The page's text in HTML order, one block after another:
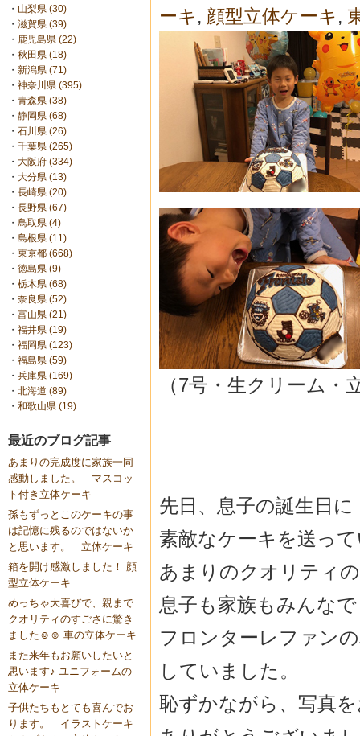
・ 山梨県 (30)
・ 滋賀県 (39)
・ 鹿児島県 (22)
・ 秋田県 (18)
・ 新潟県 (71)
・ 神奈川県 (395)
・ 青森県 (38)
・ 静岡県 (68)
・ 石川県 (26)
・ 千葉県 (265)
・ 大阪府 (334)
・ 大分県 (13)
・ 長崎県 (20)
・ 長野県 (67)
・ 鳥取県 (4)
・ 島根県 (11)
・ 東京都 (668)
・ 徳島県 (9)
・ 栃木県 (68)
・ 奈良県 (52)
・ 富山県 (21)
・ 福井県 (19)
・ 福岡県 (123)
・ 福島県 (59)
・ 兵庫県 (169)
・ 北海道 (89)
・ 和歌山県 (19)
最近のブログ記事
あまりの完成度に家族一同
感動しました。 マスコッ
ト付き立体ケーキ
孫もずっとこのケーキの事
は記憶に残るのではないか
と思います。 立体ケーキ
箱を開け感激しました！ 顔
型立体ケーキ
めっちゃ大喜びで、親まで
クオリティのすごさに驚き
ました☺️☺️ 車の立体ケーキ
また来年もお願いしたいと
思います♪ ユニフォームの
立体ケーキ
子供たちもとても喜んでお
ります。 イラストケーキ
ーキ , 顔型立体ケーキ ,
（7号・生クリーム・
先日、息子の誕生日に
素敵なケーキを送っ
あまりのクオリティ
息子も家族もみんな
フロンターレファン
していました。
恥ずかながら、写真